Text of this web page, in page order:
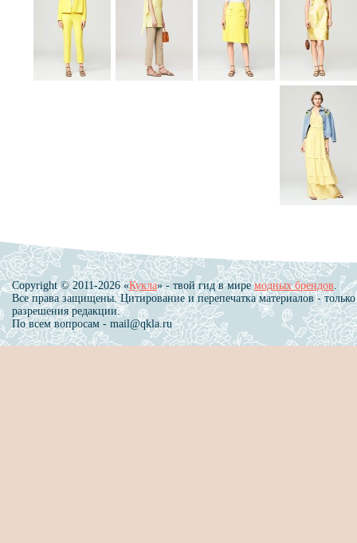
Copyright © 2011-2026 «Кукла» - твой гид в миремодных брендов
Все права защищены. Цитирование и перепечатка материалов - только
разрешения редакции.
По всем вопросам - mail@qkla.ru